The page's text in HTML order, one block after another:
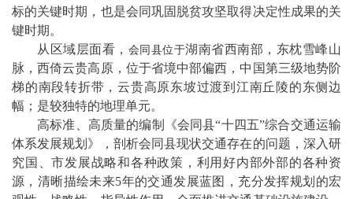
标的关键时期，也是会同巩固脱贫攻坚取得决定性成果的关
键时期。
从区域层面看， 会同县位于湖南省西南部，东枕雪峰山
脉，西倚云贵高原，位于省境中部偏西，中国第三级地势阶
梯的南段转折带，云贵高原东坡过渡到 江南丘陵的东侧边
幅；是较独特的地理单元。
高标准、高质量的编制《会同县“十四五”综合交通运输
体系发展规划》，剖析会同县现状交通存在的问题，深入研
究国、市发展战略和各种政策，利用好内部外部的各种资
源，清晰描绘未来5年的交通发展蓝图，充分发挥规划的宏